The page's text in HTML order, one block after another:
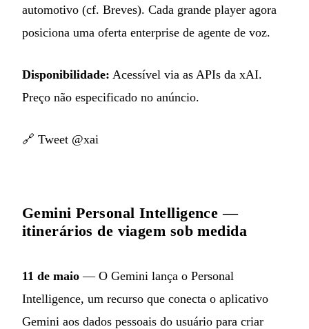
automotivo (cf. Breves). Cada grande player agora
posiciona uma oferta enterprise de agente de voz.
Disponibilidade: Acessível via as APIs da xAI.
Preço não especificado no anúncio.
🔗 Tweet @xai
Gemini Personal Intelligence —
itinerários de viagem sob medida
11 de maio — O Gemini lança o Personal
Intelligence, um recurso que conecta o aplicativo
Gemini aos dados pessoais do usuário para criar